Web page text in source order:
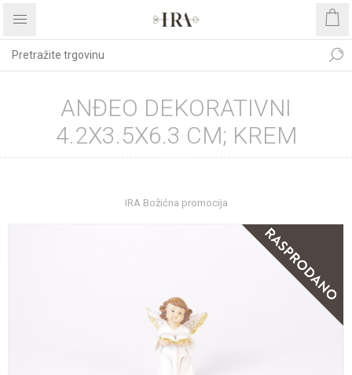
ANĐEO DEKORATIVNI
4.2X3.5X6.3 CM; KREM
IRA Božićna promocija